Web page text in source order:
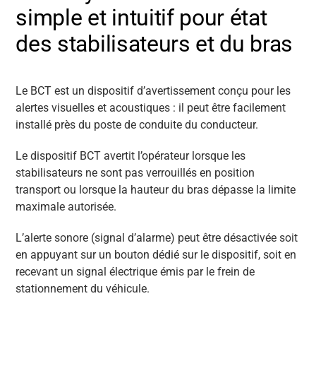
simple et intuitif pour état
des stabilisateurs et du bras
Le BCT est un dispositif d’avertissement conçu pour les
alertes visuelles et acoustiques : il peut être facilement
installé près du poste de conduite du conducteur.
Le dispositif BCT avertit l’opérateur lorsque les
stabilisateurs ne sont pas verrouillés en position
transport ou lorsque la hauteur du bras dépasse la limite
maximale autorisée.
L’alerte sonore (signal d’alarme) peut être désactivée soit
en appuyant sur un bouton dédié sur le dispositif, soit en
recevant un signal électrique émis par le frein de
stationnement du véhicule.